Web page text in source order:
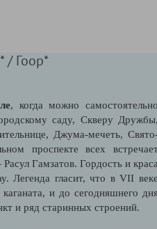
/ Гоор*
, когда можно
саду, Скверу
Джума-мечеть,
проспекте всех
Гамзатов. Гордость и
Легенда гласит, что в VII
и до сегодняшнего
и ряд старинных строений.